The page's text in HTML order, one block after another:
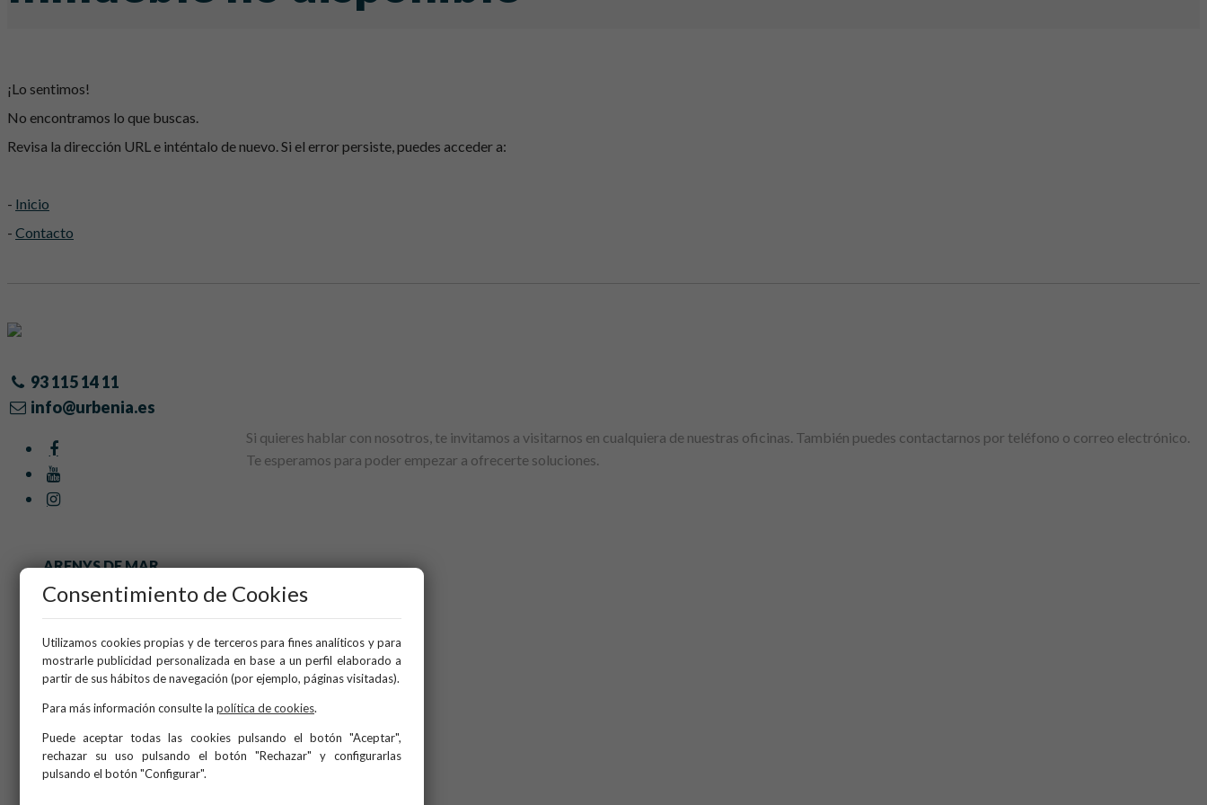
¡Lo sentimos!
No encontramos lo que buscas.
Revisa la dirección URL e inténtalo de nuevo. Si el error persiste, puedes acceder a:
- Inicio
- Contacto
93 115 14 11
info@urbenia.es
Si quieres hablar con nosotros, te invitamos a visitarnos en cualquiera de nuestras oficinas. También puedes contactarnos por teléfono o correo electrónico.
Te esperamos para poder empezar a ofrecerte soluciones.
ARENYS DE MAR
BARCELONA
Inicio
Quiénes somos
Obra nueva
Blog
Consentimiento de Cookies
Utilizamos cookies propias y de terceros para fines analíticos y para
mostrarle publicidad personalizada en base a un perfil elaborado a
partir de sus hábitos de navegación (por ejemplo, páginas visitadas).
Para más información consulte la política de cookies.
Puede aceptar todas las cookies pulsando el botón "Aceptar",
rechazar su uso pulsando el botón "Rechazar" y configurarlas
pulsando el botón "Configurar".